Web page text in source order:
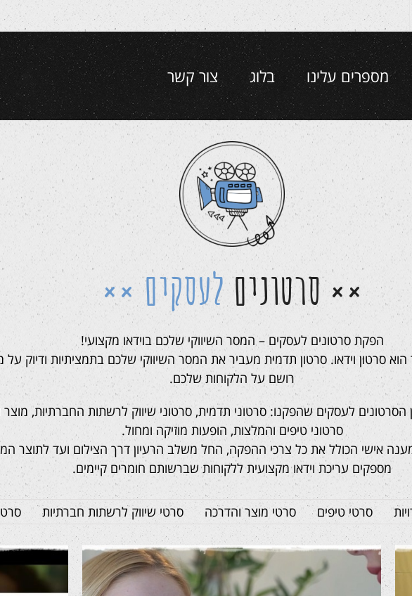
מספרים עלינו בלוג צור קשר
סרטוניםלעסקים
הפקת סרטונים לעסקים – המסר השיווקי שלכם בוידאו מקצועי!
הוא סרטון וידאו. סרטון תדמית מעביר את המסר השיווקי שלכם בתמציתיות ודיוק
רושם על הלקוחות שלכם.
הסרטונים לעסקים שהפקנו: סרטוני תדמית, סרטוני שיווק לרשתות החברתיות, מוצר
סרטוני טיפים והמלצות, הופעות מוזיקה ומחול.
אישי הכולל את כל צרכי ההפקה, החל משלב הרעיון דרך הצילום ועד לתוצר
מספקים עריכת וידאו מקצועית ללקוחות שברשותם חומרים קיימים.
סרטי טיפים סרטי מוצר והדרכה סרטי שיווק לרשתות חברתיות